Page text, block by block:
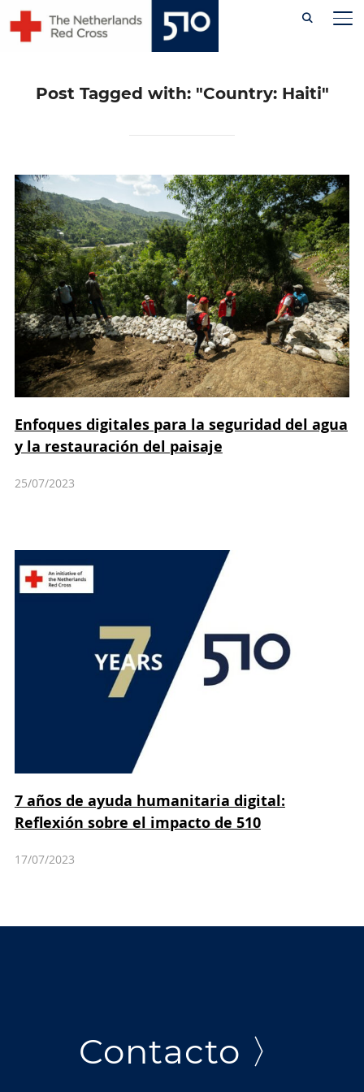
content
Post Tagged with: "Country: Haiti"
Enfoques digitales para la seguridad del agua
y la restauración del paisaje
25/07/2023
7 años de ayuda humanitaria digital:
Reflexión sobre el impacto de 510
17/07/2023
Contacto 〉